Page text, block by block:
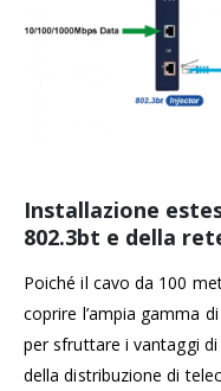
Installazione
802.3bt e della
Poiché il cavo da 100
coprire l’ampia gamma
per sfruttare i vantaggi
della distribuzione di